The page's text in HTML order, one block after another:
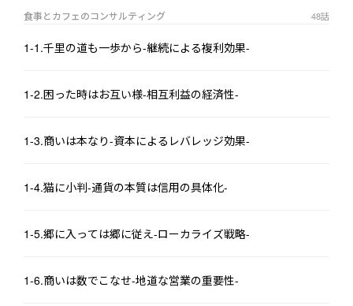
のを書き換えていく。
そして――
昨日まで貧しかった家。
変わっていく家族の人生。
自分が救った商人こそ、いずれ自分自身が構築することにな
食事とカフェのコンサルティング 48話
1-1.千里の道も一歩から-継続による複利効果-
1-2.困った時はお互い様-相互利益の経済性-
1-3.商いは本なり-資本によるレバレッジ効果-
1-4.猫に小判-通貨の本質は信用の具体化-
1-5.郷に入っては郷に従え-ローカライズ戦略-
1-6.商いは数でこなせ-地道な営業の重要性-